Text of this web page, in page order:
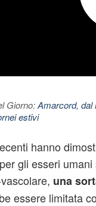
Giorno:Amarcord, dal
estivi
hanno
gli esseri
una
essere limitata